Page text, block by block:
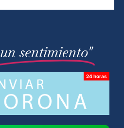
un sentimiento"